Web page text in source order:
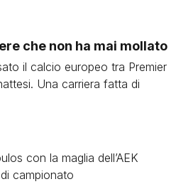
che non ha mai mollato
il calcio europeo tra Premier
Una carriera fatta di